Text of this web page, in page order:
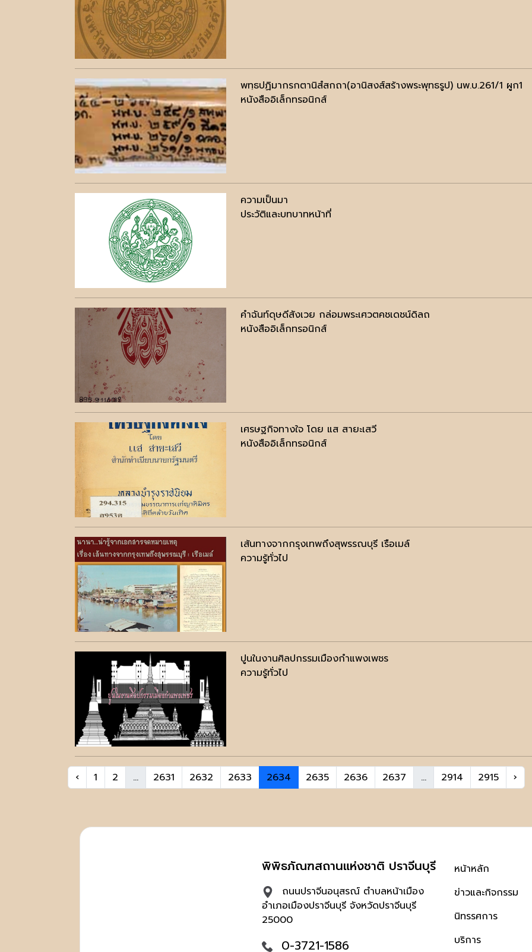
พทฺธปฏิมากรกตานิสํสกถา(อานิสงส์สร้างพระพุทธรูป) นพ.บ.261/1 ผูก1
หนังสืออิเล็กทรอนิกส์
ความเป็นมา
ประวัติและบทบาทหน้าที่
คำฉันท์ดุษดีสังเวย กล่อมพระเศวตคชเดชน์ดิลถ
หนังสืออิเล็กทรอนิกส์
เศรษฐกิจทางใจ โดย แส สายะเสวี
หนังสืออิเล็กทรอนิกส์
เส้นทางจากกรุงเทพถึงสุพรรณบุรี เรือเมล์
ความรู้ทั่วไป
ปูนในงานศิลปกรรมเมืองกำแพงเพชร
ความรู้ทั่วไป
‹ 1 2 ... 2631 2632 2633 2634 2635 2636 2637 ... 2914 2915 ›
พิพิธภัณฑสถานแห่งชาติ ปราจีนบุรี
ถนนปราจีนอนุสรณ์ ตำบลหน้าเมือง
อำเภอเมืองปราจีนบุรี จังหวัดปราจีนบุรี
25000
0-3721-1586
หน้าหลัก
ข่าวและกิจกรรม
นิทรรศการ
บริการ